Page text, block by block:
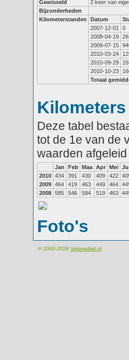
Gewisseld
2 keer van
Bijzonderheden
Kilometerstanden
Datum
2007-12-01
0
2008-04-19
2009-07-15
2010-03-24
2010-09-29
2010-10-23
Totaal
Kilometers
Deze tabel
tot de 1e van de
waarden
Jan Feb Maa Apr Mei
2010 434 391 430 409 422
2009 464 419 463 449 464
2008 585 546 584 519 463
Foto's
© 2000-2026 Velomobiel.nl